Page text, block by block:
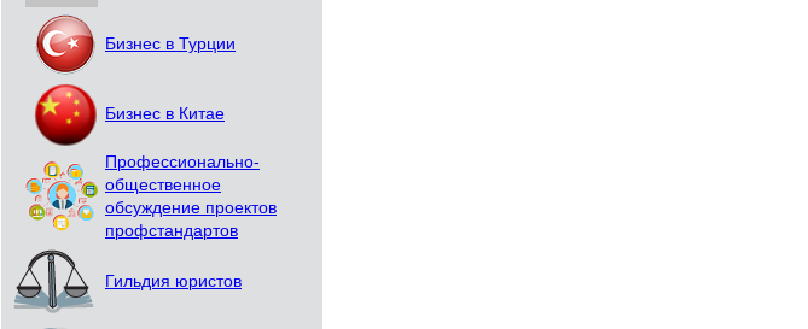
Бизнес в Турции
Бизнес в Китае
Профессионально-
общественное
обсуждение проектов
профстандартов
Гильдия юристов